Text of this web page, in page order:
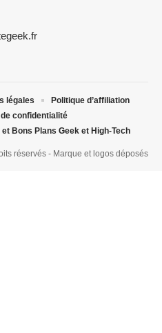
réservés - Marque et logos déposés
légales
Politique d’affiliation
confidentialité
Bons Plans Geek et High-Tech